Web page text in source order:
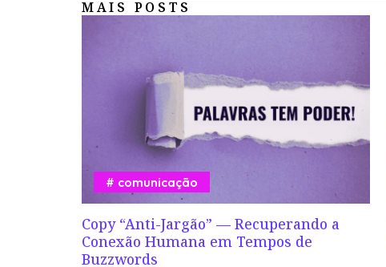
MAIS POSTS
Copy “Anti-Jargão” — Recuperando a
Conexão Humana em Tempos de
Buzzwords
comunicação